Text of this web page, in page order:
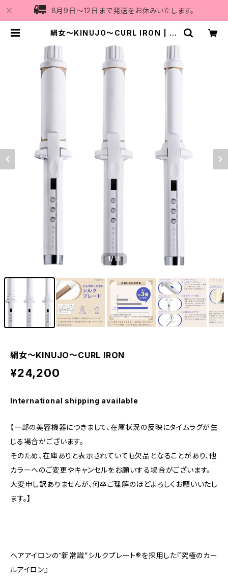
8月9日〜12日まで発送をお休みいたします。
絹女〜KINUJO〜CURL IRON | Vi
1/11
絹女〜KINUJO〜CURL IRON
¥24,200
International shipping available
【一部の美容機器につきまして、在庫状況の反映にタイムラグが生
じる場合がございます。
そのため、在庫ありと表示されていても欠品となることがあり、他
カラーへのご変更やキャンセルをお願いする場合がございます。
大変申し訳ありませんが、何卒ご理解のほどよろしくお願いいたし
ます。】
ヘアアイロンの‟新常識”シルクプレート®を採用した『究極のカー
ルアイロン』